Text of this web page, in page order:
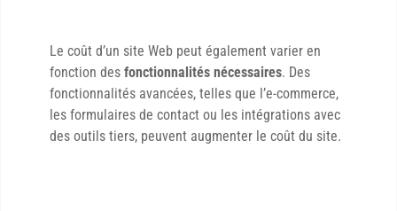
Le coût d’un site Web peut également varier en
fonction des fonctionnalités nécessaires. Des
fonctionnalités avancées, telles que l’e-commerce,
les formulaires de contact ou les intégrations avec
des outils tiers, peuvent augmenter le coût du site.